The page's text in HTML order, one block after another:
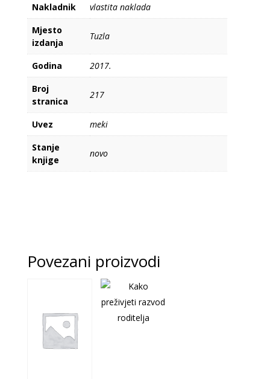
Nakladnik
vlastita naklada
Mjesto
izdanja
Tuzla
Godina
2017.
Broj
stranica
217
Uvez
meki
Stanje
knjige
novo
Povezani proizvodi